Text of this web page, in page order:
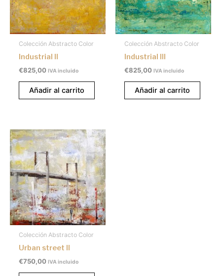
Colección Abstracto Color
Industrial II
€825,00 IVA incluido
Añadir al carrito
Colección Abstracto Color
Industrial III
€825,00 IVA incluido
Añadir al carrito
Colección Abstracto Color
Urban street II
€750,00 IVA incluido